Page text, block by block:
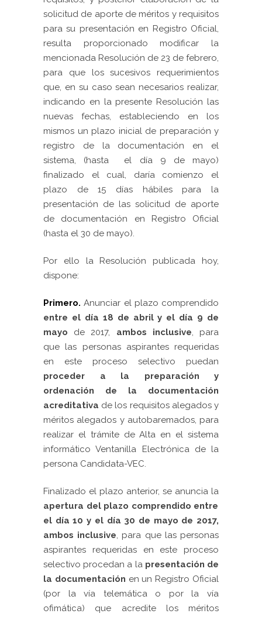
solicitud de aporte de méritos y requisitos
para su presentación en Registro Oficial,
resulta proporcionado modificar la
mencionada Resolución de 23 de febrero,
para que los sucesivos requerimientos
que, en su caso sean necesarios realizar,
indicando en la presente Resolución las
nuevas fechas, estableciendo en los
mismos un plazo inicial de preparación y
registro de la documentación en el
sistema, (hasta el día 9 de mayo)
finalizado el cual, daría comienzo el
plazo de 15 días hábiles para la
presentación de las solicitud de aporte
de documentación en Registro Oficial
(hasta el 30 de mayo).
Por ello la Resolución publicada hoy,
dispone:
Primero. Anunciar el plazo comprendido
entre el día 18 de abril y el día 9 de
mayo de 2017, ambos inclusive, para
que las personas aspirantes requeridas
en este proceso selectivo puedan
proceder a la preparación y
ordenación de la documentación
acreditativa de los requisitos alegados y
méritos alegados y autobaremados, para
realizar el trámite de Alta en el sistema
informático Ventanilla Electrónica de la
persona Candidata-VEC.
Finalizado el plazo anterior, se anuncia la
apertura del plazo comprendido entre
el día 10 y el día 30 de mayo de 2017,
ambos inclusive, para que las personas
aspirantes requeridas en este proceso
selectivo procedan a la presentación de
la documentación en un Registro Oficial
(por la vía telemática o por la vía
ofimática) que acredite los méritos